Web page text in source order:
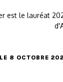
est le lauréat
8 OCTOBRE